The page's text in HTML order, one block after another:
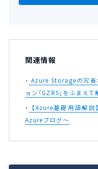
関連情報
Azure Storageの冗長
ョン「GZRS」をふまえ
【Azure基礎用語解説
Azureブログ～